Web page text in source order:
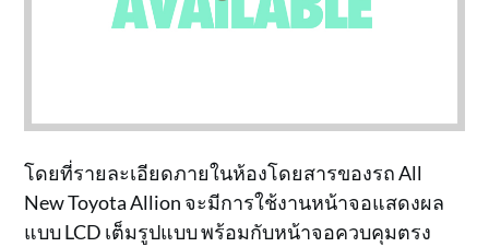
โดยที่รายละเอียดภายในห้องโดยสารของรถ All
New Toyota Allion จะมีการใช้งานหน้าจอแสดงผล
แบบ LCD เต็มรูปแบบ พร้อมกับหน้าจอควบคุมตรง